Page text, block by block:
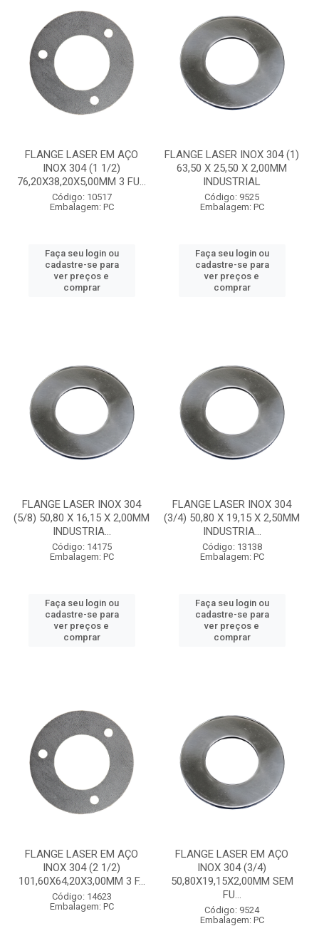
FLANGE LASER EM AÇO
INOX 304 (1 1/2)
76,20X38,20X5,00MM 3 FU...
Código: 10517
Embalagem: PC
Faça seu login ou
cadastre-se para
ver preços e
comprar
FLANGE LASER INOX 304 (1)
63,50 X 25,50 X 2,00MM
INDUSTRIAL
Código: 9525
Embalagem: PC
Faça seu login ou
cadastre-se para
ver preços e
comprar
FLANGE LASER INOX 304
(5/8) 50,80 X 16,15 X 2,00MM
INDUSTRIA...
Código: 14175
Embalagem: PC
Faça seu login ou
cadastre-se para
ver preços e
comprar
FLANGE LASER INOX 304
(3/4) 50,80 X 19,15 X 2,50MM
INDUSTRIA...
Código: 13138
Embalagem: PC
Faça seu login ou
cadastre-se para
ver preços e
comprar
FLANGE LASER EM AÇO
INOX 304 (2 1/2)
101,60X64,20X3,00MM 3 F...
Código: 14623
Embalagem: PC
FLANGE LASER EM AÇO
INOX 304 (3/4)
50,80X19,15X2,00MM SEM
FU...
Código: 9524
Embalagem: PC